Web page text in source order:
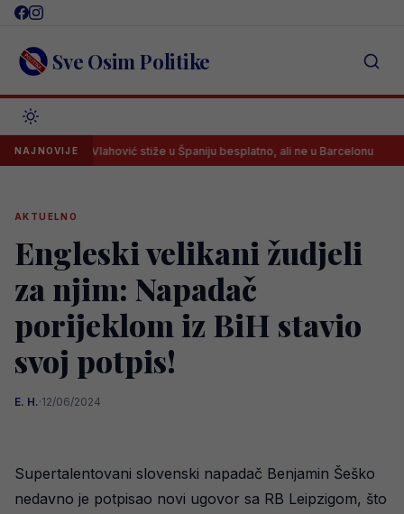
Skip
content Sve Osim Politike
NAJNOVIJE
Vlahović stiže u Španiju besplatno, ali ne u Barcelonu
AKTUELNO
Engleski velikani žudjeli
za njim: Napadač
porijeklom iz BiH stavio
svoj potpis!
E. H.·12/06/2024
Supertalentovani slovenski napadač Benjamin Šeško
nedavno je potpisao novi ugovor sa RB Leipzigom, što